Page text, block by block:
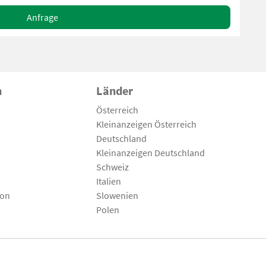
Anfrage
Länder
Österreich
Kleinanzeigen Österreich
Deutschland
Kleinanzeigen Deutschland
Schweiz
Italien
Slowenien
Polen